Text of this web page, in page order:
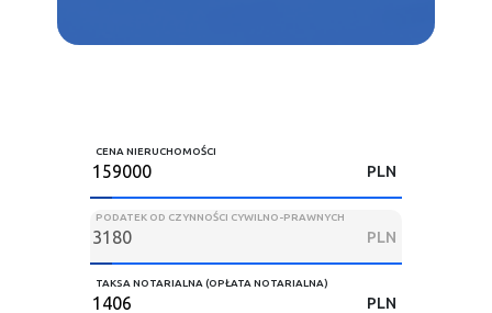
CENA NIERUCHOMOŚCI
PLN
PODATEK OD CZYNNOŚCI CYWILNO-PRAWNYCH
PLN
TAKSA NOTARIALNA (OPŁATA NOTARIALNA)
PLN